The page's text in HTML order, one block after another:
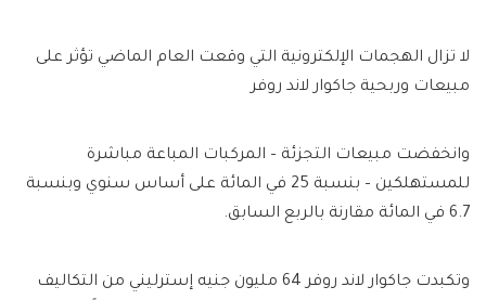
لا تزال الهجمات الإلكترونية التي وقعت العام الماضي تؤثر على
مبيعات وربحية جاكوار لاند روفر
وانخفضت مبيعات التجزئة – المركبات المباعة مباشرة
للمستهلكين – بنسبة 25 في المائة على أساس سنوي وبنسبة
6.7 في المائة مقارنة بالربع السابق.
وتكبدت جاكوار لاند روفر 64 مليون جنيه إسترليني من التكاليف